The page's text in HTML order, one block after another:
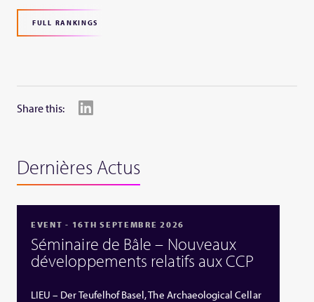
FULL RANKINGS
Share this:
Dernières Actus
EVENT - 16TH SEPTEMBRE 2026
Séminaire de Bâle – Nouveaux
développements relatifs aux CCP
LIEU – Der Teufelhof Basel, The Archaeological Cellar